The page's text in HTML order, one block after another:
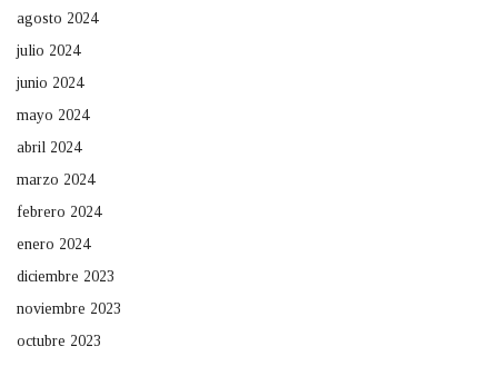
agosto 2024
julio 2024
junio 2024
mayo 2024
abril 2024
marzo 2024
febrero 2024
enero 2024
diciembre 2023
noviembre 2023
octubre 2023